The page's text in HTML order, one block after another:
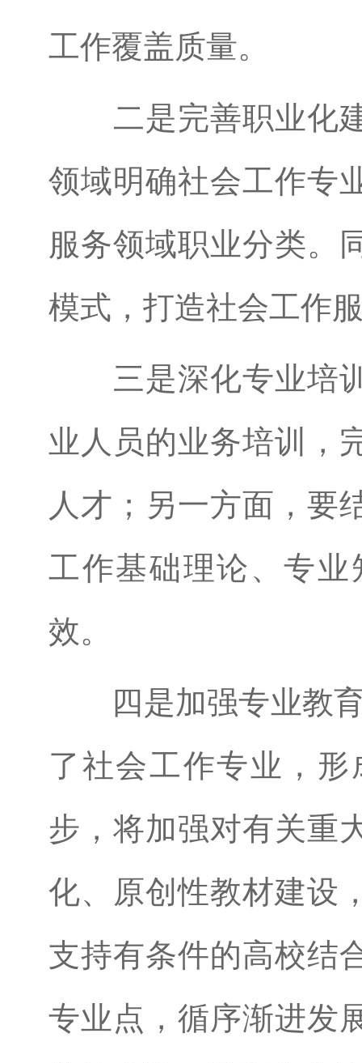
工作覆盖质量。
二是完善职业化
领域明确社会工作专
服务领域职业分类。
模式，打造社会工作
三是深化专业培
业人员的业务培训，
人才；另一方面，要
工作基础理论、专
效。
四是加强专业教
了社会工作专业，
步，将加强对有关重
化、原创性教材建设
支持有条件的高校结
专业点，循序渐进发